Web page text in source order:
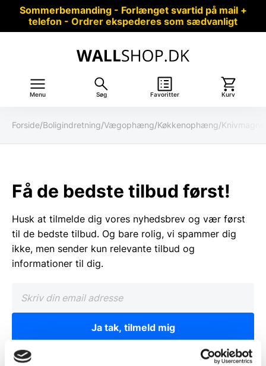
Sommerbemanding - Forlænget svartid på mail +
telefon - Ordrer ekspederes som sædvanligt
Menu Søg Favoritter Kurv
Forside/Boligindretning/Vægophæng/Køkkenophæng/
Få de bedste tilbud først!
Husk at tilmelde dig vores nyhedsbrev og vær først
til de bedste tilbud. Og bare rolig, vi spammer dig
ikke, men sender kun relevante tilbud og
informationer til dig.
Ja tak, tilmeld mig